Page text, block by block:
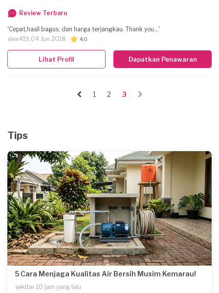
Review Terbaru
'Cepat,hasil bagus, dan harga terjangkau. Thank you...'
alex419,04 Jun 2018 4,0
Dapatkan Penawaran
Lihat Profil
1 2 3
Tips
5 Cara Menjaga Kualitas Air Bersih Musim Kemarau!
sekitar 10 jam yang lalu